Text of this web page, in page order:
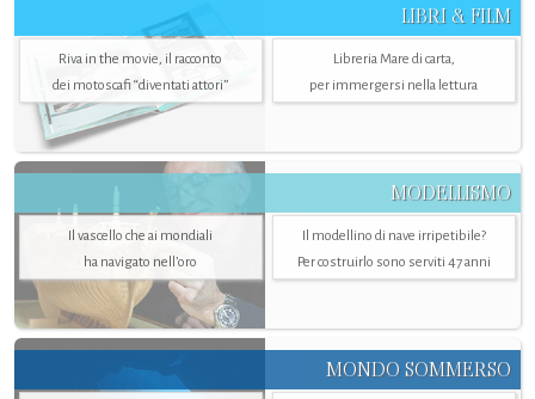
LIBRI & FILM
Riva in the movie, il racconto
dei motoscafi “diventati attori”
Libreria Mare di carta,
per immergersi nella lettura
MODELLISMO
Il vascello che ai mondiali
ha navigato nell’oro
Il modellino di nave irripetibile?
Per costruirlo sono serviti 47 anni
MONDO SOMMERSO